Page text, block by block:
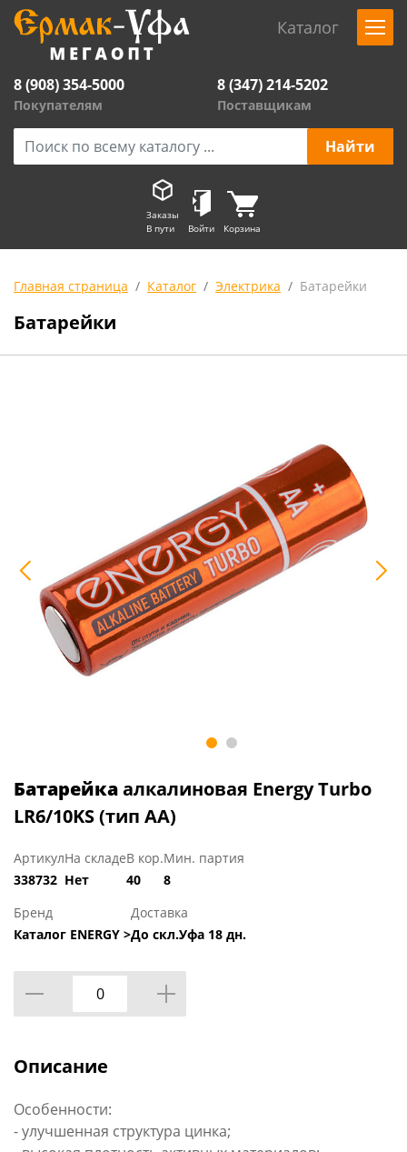
Каталог
8 (908) 354-5000
Покупателям
8 (347) 214-5202
Поставщикам
Заказы
В пути
Войти Корзина
Главная страница Каталог Электрика Батарейки
Батарейки
Батарейкаалкалиновая Energy Turbo
LR6/10KS (тип АА)
Артикул
338732
На складе
Нет
В кор.
40
Мин. партия
8
Бренд
Каталог ENERGY >
Доставка
До скл.Уфа 18 дн.
Описание
Особенности:
- улучшенная структура цинка;